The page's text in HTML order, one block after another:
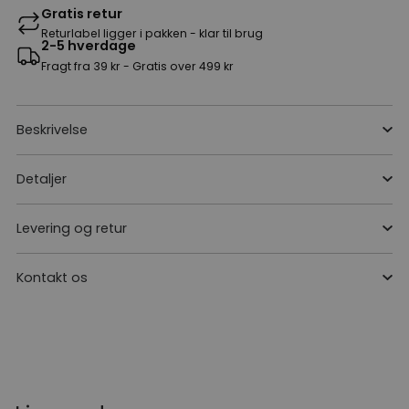
Gratis retur
Returlabel ligger i pakken - klar til brug
2-5 hverdage
Fragt fra 39 kr - Gratis over 499 kr
Beskrivelse
Detaljer
Levering og retur
Kontakt os